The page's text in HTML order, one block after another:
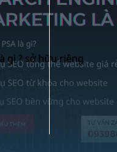
gì ? sở hữu riêng